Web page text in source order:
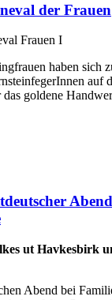
der Frauen
haben sich
auf
goldene
ut Havkesbirk
Abend bei